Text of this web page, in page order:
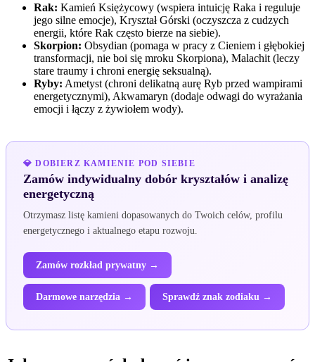
Rak: Kamień Księżycowy (wspiera intuicję Raka i reguluje
jego silne emocje), Kryształ Górski (oczyszcza z cudzych
energii, które Rak często bierze na siebie).
Skorpion: Obsydian (pomaga w pracy z Cieniem i głębokiej
transformacji, nie boi się mroku Skorpiona), Malachit (leczy
stare traumy i chroni energię seksualną).
Ryby: Ametyst (chroni delikatną aurę Ryb przed wampirami
energetycznymi), Akwamaryn (dodaje odwagi do wyrażania
emocji i łączy z żywiołem wody).
💎 DOBIERZ KAMIENIE POD SIEBIE
Zamów indywidualny dobór kryształów i analizę
energetyczną
Otrzymasz listę kamieni dopasowanych do Twoich celów, profilu
energetycznego i aktualnego etapu rozwoju.
Zamów rozkład prywatny →
Darmowe narzędzia → Sprawdź znak zodiaku →